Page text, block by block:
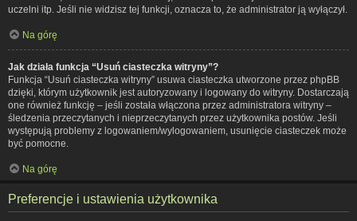
uczelni itp. Jeśli nie widzisz tej funkcji, oznacza to, że administrator ją wyłączył.
Na górę
Jak działa funkcja “Usuń ciasteczka witryny”?
Funkcja “Usuń ciasteczka witryny” usuwa ciasteczka utworzone przez phpBB
dzięki, którym użytkownik jest autoryzowany i logowany do witryny. Dostarczają
one również funkcję – jeśli została włączona przez administratora witryny –
śledzenia przeczytanych i nieprzeczytanych przez użytkownika postów. Jeśli
występują problemy z logowaniem/wylogowaniem, usunięcie ciasteczek może
być pomocne.
Na górę
Preferencje i ustawienia użytkownika